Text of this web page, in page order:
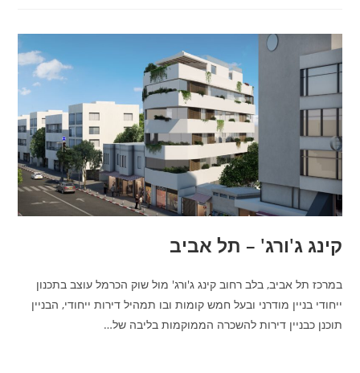
קינג ג'ורג' – תל אביב
במרכז תל אביב, בלב רחוב קינג ג'ורג' מול שוק הכרמל עוצב בתכנון
ייחודי בניין מודרני ובעל חמש קומות ובו תמהיל דירות ייחודי, הבניין
תוכנן כבניין דירות להשכרה הממוקמות בליבה של…